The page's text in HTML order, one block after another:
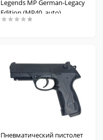
Legends MP German-Legacy
Edition (MP40, auto)
Пневматический пистолет